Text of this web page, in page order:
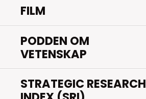
FILM
PODDEN OM
VETENSKAP
STRATEGIC RESEARCH